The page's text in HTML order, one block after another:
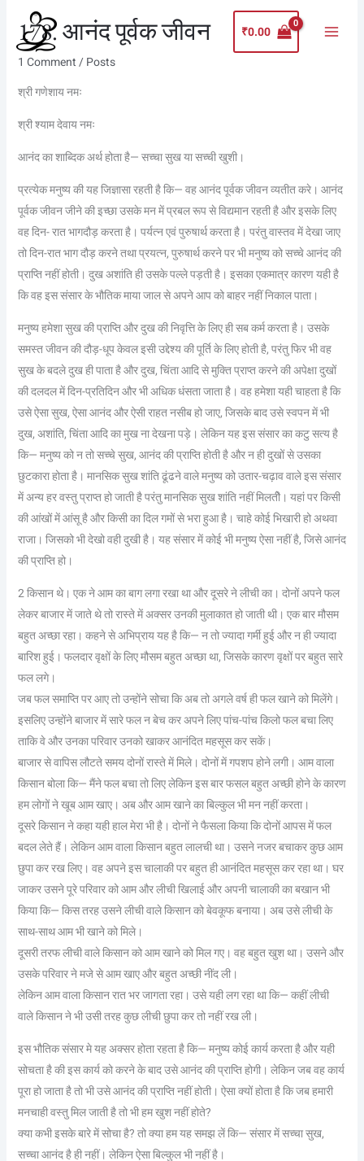
content
₹0.00
Menu
178. आनंद पूर्वक जीवन
1 Comment/Posts
श्री गणेशाय नमः
श्री श्याम देवाय नमः
आनंद का शाब्दिक अर्थ होता है— सच्चा सुख या सच्ची खुशी।
प्रत्येक मनुष्य की यह जिज्ञासा रहती है कि— वह आनंद पूर्वक जीवन व्यतीत करे। आनंद
पूर्वक जीवन जीने की इच्छा उसके मन में प्रबल रूप से विद्यमान रहती है और इसके लिए
वह दिन- रात भागदौड़ करता है। पर्यत्न एवं पुरुषार्थ करता है। परंतु वास्तव में देखा जाए
तो दिन-रात भाग दौड़ करने तथा प्रयत्न, पुरुषार्थ करने पर भी मनुष्य को सच्चे आनंद की
प्राप्ति नहीं होती। दुख अशांति ही उसके पल्ले पड़ती है। इसका एकमात्र कारण यही है
कि वह इस संसार के भौतिक माया जाल से अपने आप को बाहर नहीं निकाल पाता।
मनुष्य हमेशा सुख की प्राप्ति और दुख की निवृत्ति के लिए ही सब कर्म करता है। उसके
समस्त जीवन की दौड़-धूप केवल इसी उद्देश्य की पूर्ति के लिए होती है, परंतु फिर भी वह
सुख के बदले दुख ही पाता है और दुख, चिंता आदि से मुक्ति प्राप्त करने की अपेक्षा दुखों
की दलदल में दिन-प्रतिदिन और भी अधिक धंसता जाता है। वह हमेशा यही चाहता है कि
उसे ऐसा सुख, ऐसा आनंद और ऐसी राहत नसीब हो जाए, जिसके बाद उसे स्वपन में भी
दुख, अशांति, चिंता आदि का मुख ना देखना पड़े। लेकिन यह इस संसार का कटु सत्य है
कि— मनुष्य को न तो सच्चे सुख, आनंद की प्राप्ति होती है और न ही दुखों से उसका
छुटकारा होता है। मानसिक सुख शांति ढूंढने वाले मनुष्य को उतार-चढ़ाव वाले इस संसार
में अन्य हर वस्तु प्राप्त हो जाती है परंतु मानसिक सुख शांति नहीं मिलतीे। यहां पर किसी
की आंखों में आंसू है और किसी का दिल गमों से भरा हुआ है। चाहे कोई भिखारी हो अथवा
राजा। जिसको भी देखो वही दुखी है। यह संसार में कोई भी मनुष्य ऐसा नहीं है, जिसे आनंद
की प्राप्ति हो।
2 किसान थे। एक ने आम का बाग लगा रखा था और दूसरे ने लीची का। दोनों अपने फल
लेकर बाजार में जाते थे तो रास्ते में अक्सर उनकी मुलाकात हो जाती थी। एक बार मौसम
बहुत अच्छा रहा। कहने से अभिप्राय यह है कि— न तो ज्यादा गर्मी हुई और न ही ज्यादा
बारिश हुई। फलदार वृक्षों के लिए मौसम बहुत अच्छा था, जिसके कारण वृक्षों पर बहुत सारे
फल लगे।
जब फल समाप्ति पर आए तो उन्होंने सोचा कि अब तो अगले वर्ष ही फल खाने को मिलेंगे।
इसलिए उन्होंने बाजार में सारे फल न बेच कर अपने लिए पांच-पांच किलो फल बचा लिए
ताकि वे और उनका परिवार उनको खाकर आनंदित महसूस कर सकें।
बाजार से वापिस लौटते समय दोनों रास्ते में मिले। दोनों में गपशप होने लगी। आम वाला
किसान बोला कि— मैंने फल बचा तो लिए लेकिन इस बार फसल बहुत अच्छी होने के कारण
हम लोगों ने खूब आम खाए। अब और आम खाने का बिल्कुल भी मन नहीं करता।
दूसरे किसान ने कहा यही हाल मेरा भी है। दोनों ने फैसला किया कि दोनों आपस में फल
बदल लेते हैं। लेकिन आम वाला किसान बहुत लालची था। उसने नजर बचाकर कुछ आम
छुपा कर रख लिए। वह अपने इस चालाकी पर बहुत ही आनंदित महसूस कर रहा था। घर
जाकर उसने पूरे परिवार को आम और लीची खिलाई और अपनी चालाकी का बखान भी
किया कि— किस तरह उसने लीची वाले किसान को बेवकूफ बनाया‌। अब उसे लीची के
साथ-साथ आम भी खाने को मिले।
दूसरी तरफ लीची वाले किसान को आम खाने को मिल गए। वह बहुत खुश था। उसने और
उसके परिवार ने मजे से आम खाए और बहुत अच्छी नींद ली।
लेकिन आम वाला किसान रात भर जागता रहा। उसे यही लग रहा था कि— कहीं लीची
वाले किसान ने भी उसी तरह कुछ लीची छुपा कर तो नहीं रख ली।
इस भौतिक संसार मे यह अक्सर होता रहता है कि— मनुष्य कोई कार्य करता है और यही
सोचता है की इस कार्य को करने के बाद उसे आनंद की प्राप्ति होगी। लेकिन जब वह कार्य
पूरा हो जाता है तो भी उसे आनंद की प्राप्ति नहीं होती। ऐसा क्यों होता है कि जब हमारी
मनचाही वस्तु मिल जाती है तो भी हम खुश नहीं होते?
क्या कभी इसके बारे में सोचा है? तो क्या हम यह समझ लें कि— संसार में सच्चा सुख,
सच्चा आनंद है ही नहीं। लेकिन ऐसा बिल्कुल भी नहीं है।